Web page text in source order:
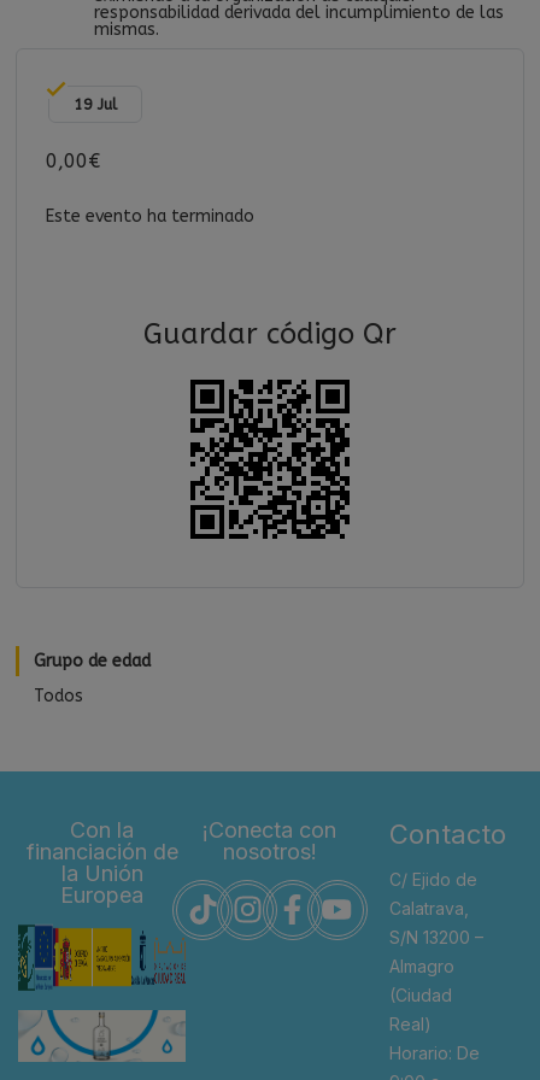
responsabilidad derivada del incumplimiento de las
mismas.
19 Jul
0,00€
Este evento ha terminado
Guardar código Qr
Grupo de edad
Todos
Con la
financiación de
la Unión
Europea
¡Conecta con
nosotros!
Contacto
C/ Ejido de
Calatrava,
S/N 13200 –
Almagro
(Ciudad
Real)
Horario: De